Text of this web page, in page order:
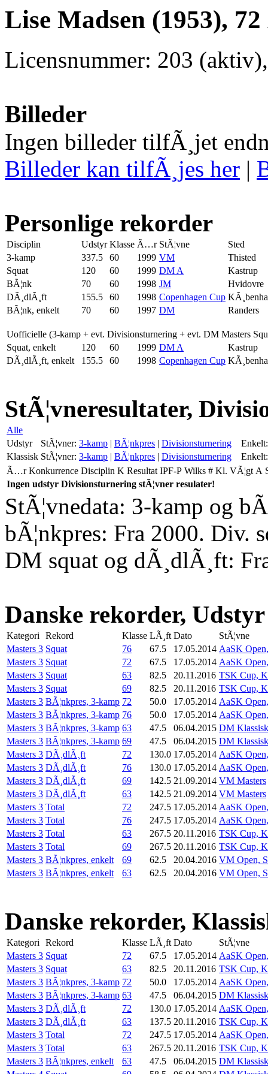
Lise Madsen (1953),
Licensnummer: 203
Billeder
Ingen billeder tilfÃ¸jet
Billeder kan tilfÃ¸jes her |
Personlige rekorder
Disciplin Udstyr Klasse Ã…r StÃ¦vne
Sted
3-kamp
337.5 60 1999 VM
Thisted
Squat
120 60 1999 DM A
Kastrup
BÃ¦nk
70 60 1998 JM
Hvidovre
DÃ¸dlÃ¸ft
155.5 60 1998 Copenhagen Cup
BÃ¦nk, enkelt
70 60 1997 DM Randers
Uofficielle (3-kamp + evt. Divisionsturnering + evt. DM Masters
Squat, enkelt
120 60 1999 DM A
Kastrup
DÃ¸dlÃ¸ft, enkelt
155.5 60 1998 Copenhagen Cup
StÃ¦vneresultater,
Alle
Udstyr
StÃ¦vner: 3-kamp | BÃ¦nkpres | Divisionsturnering
Enkelt:
Klassisk StÃ¦vner: 3-kamp | BÃ¦nkpres | Divisionsturnering
Enkelt:
Ã…r Konkurrence Disciplin K Resultat IPF-P Wilks # Kl. VÃ¦gt A
Ingen udstyr Divisionsturnering stÃ¦vner resulater!
StÃ¦vnedata: 3-kamp og
bÃ¦nkpres: Fra 2000. Div.
DM squat og dÃ¸dlÃ¸ft:
Danske rekorder, Udstyr
Kategori Rekord Klasse LÃ¸ft Dato
StÃ¦vne
Masters 3 Squat 76 67.5 17.05.2014 AaSK
Masters 3 Squat 72 67.5 17.05.2014 AaSK
Masters 3 Squat 63 82.5 20.11.2016 TSK Cup,
Masters 3 Squat 69 82.5 20.11.2016 TSK Cup,
Masters 3 BÃ¦nkpres, 3-kamp 72 50.0 17.05.2014 AaSK
Masters 3 BÃ¦nkpres, 3-kamp 76 50.0 17.05.2014 AaSK
Masters 3 BÃ¦nkpres, 3-kamp 63 47.5 06.04.2015 DM Klassisk
Masters 3 BÃ¦nkpres, 3-kamp 69 47.5 06.04.2015 DM Klassisk
Masters 3 DÃ¸dlÃ¸ft 72 130.0 17.05.2014 AaSK
Masters 3 DÃ¸dlÃ¸ft 76 130.0 17.05.2014 AaSK
Masters 3 DÃ¸dlÃ¸ft 69 142.5 21.09.2014 VM Masters
Masters 3 DÃ¸dlÃ¸ft 63 142.5 21.09.2014 VM Masters
Masters 3 Total 72 247.5 17.05.2014 AaSK
Masters 3 Total 76 247.5 17.05.2014 AaSK
Masters 3 Total 63 267.5 20.11.2016 TSK Cup,
Masters 3 Total 69 267.5 20.11.2016 TSK Cup,
Masters 3 BÃ¦nkpres, enkelt 69 62.5 20.04.2016 VM Open,
Masters 3 BÃ¦nkpres, enkelt 63 62.5 20.04.2016 VM Open,
Danske rekorder,
Kategori Rekord Klasse LÃ¸ft Dato
StÃ¦vne
Masters 3 Squat 72 67.5 17.05.2014 AaSK
Masters 3 Squat 63 82.5 20.11.2016 TSK Cup,
Masters 3 BÃ¦nkpres, 3-kamp 72 50.0 17.05.2014 AaSK
Masters 3 BÃ¦nkpres, 3-kamp 63 47.5 06.04.2015 DM Klassisk
Masters 3 DÃ¸dlÃ¸ft 72 130.0 17.05.2014 AaSK
Masters 3 DÃ¸dlÃ¸ft 63 137.5 20.11.2016 TSK Cup,
Masters 3 Total 72 247.5 17.05.2014 AaSK
Masters 3 Total 63 267.5 20.11.2016 TSK Cup,
Masters 3 BÃ¦nkpres, enkelt 63 47.5 06.04.2015 DM Klassisk